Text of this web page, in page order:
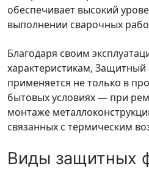
обеспечивает высокий
выполнении сварочных
Благодаря своим
характеристикам,
применяется не только в
бытовых условиях — при
монтаже
связанных с термическим
Виды защитных